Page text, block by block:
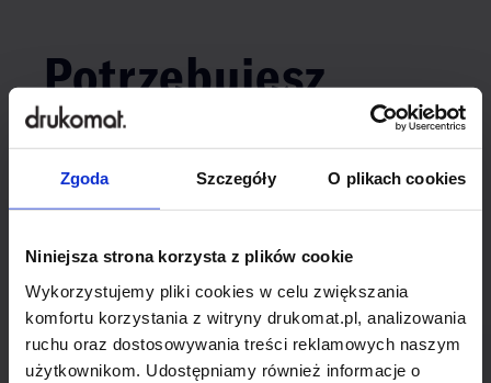
Zgoda Szczegóły O plikach cookies
Niniejsza strona korzysta z plików cookie
Wykorzystujemy pliki cookies w celu zwiększania
komfortu korzystania z witryny drukomat.pl, analizowania
ruchu oraz dostosowywania treści reklamowych naszym
użytkownikom. Udostępniamy również informacje o
Potrzebujesz
indywidualnego
rozwiązania?
produkt niestandardowy.
Skontaktuj się